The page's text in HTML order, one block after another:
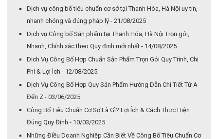
Dịch vụ công bố tiêu chuẩn cơ sở tại Thanh Hóa, Hà Nội uy tín,
nhanh chóng và đúng pháp lý - 21/08/2025
Dịch vụ Công bố Sản phẩm tại Thanh Hóa, Hà Nội Trọn gói,
Nhanh, Chính xác theo Quy định mới nhất - 14/08/2025
Dịch Vụ Công Bố Hợp Chuẩn Sản Phẩm Trọn Gói Quy Trình, Chi
Phí & Lợi Ích - 12/08/2025
Dịch Vụ Công Bố Hợp Quy Sản Phẩm Hướng Dẫn Chi Tiết Từ A
Đến Z - 03/06/2025
Công Bố Tiêu Chuẩn Cơ Sở Là Gì? Lợi Ích & Cách Thực Hiện
Đúng Quy Định - 10/03/2025
Những Điều Doanh Nghiệp Cần Biết Về Công Bố Tiêu Chuẩn Cơ